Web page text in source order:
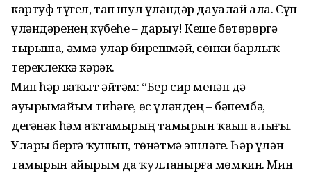
картуф түгел, тап шул үләндәр дауалай ала. Сүп
үләндәренең күбеһе – дарыу! Кеше бөтөрөргә
тырыша, әммә улар бирешмәй, сөнки барлыҡ
тереклеккә кәрәк.
Мин һәр ваҡыт әйтәм: “Бер сир менән дә
ауырымайым тиһәгеҙ, өс үләндең – бәпембә,
дегәнәк һәм аҡтамырҙың тамырын ҡаҙып алығыҙ.
Уларҙы бергә ҡушып, төнәтмә эшләгеҙ. Һәр үлән
тамырын айырым да ҡулланырға мөмкин. Мин